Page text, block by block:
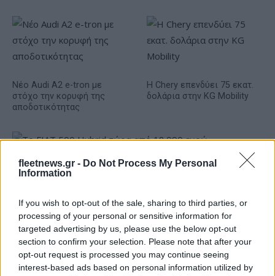
fleetnews.gr - Do Not Process My Personal
Information
If you wish to opt-out of the sale, sharing to third parties, or
processing of your personal or sensitive information for
targeted advertising by us, please use the below opt-out
section to confirm your selection. Please note that after your
opt-out request is processed you may continue seeing
interest-based ads based on personal information utilized by
Νέο Audi A2 e-tron με
στόχο την κορυφή της
αποδοτικότητας
Η Chery επενδύει 75 εκατ.
δολάρια στην KG Mobility
Το FIAT 500 Hybrid τώρα από 18.990 ευρώ
Θανάσης Σπανούλης: "Θα
είμαι χαρούμενος με ένα
Στους Ντένβερ Νάγκετς ο
Λόνι Γουόκερ